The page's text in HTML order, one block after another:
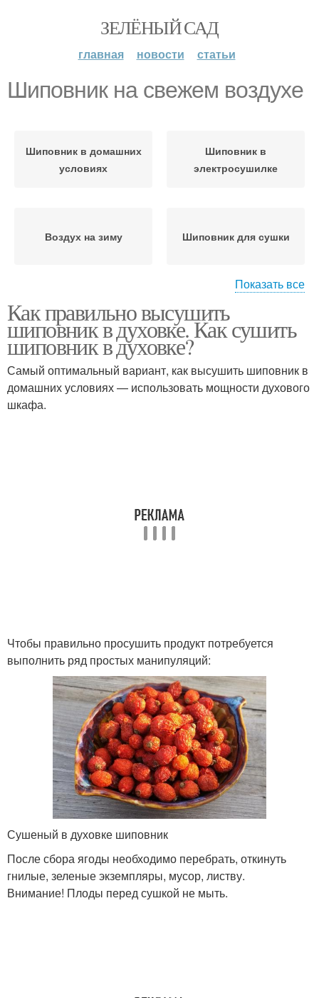
ЗЕЛЁНЫЙ САД
главная новости статьи
Шиповник на свежем воздухе
Шиповник в домашних
условиях
Шиповник в
электросушилке
Воздух на зиму Шиповник для сушки
электрической и
Шиповник на весь
Шиповник в духовке
Показать все
Как правильно высушить
шиповник в духовке. Как сушить
шиповник в духовке?
Самый оптимальный вариант, как высушить шиповник в
домашних условиях — использовать мощности духового
шкафа.
Чтобы правильно просушить продукт потребуется
выполнить ряд простых манипуляций:
Сушеный в духовке шиповник
После сбора ягоды необходимо перебрать, откинуть
гнилые, зеленые экземпляры, мусор, листву.
Внимание! Плоды перед сушкой не мыть.